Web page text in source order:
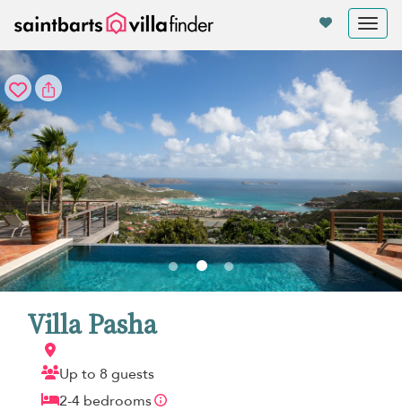
Villa Pasha
Up to 8 guests
2-4 bedrooms
Panel de gestión de cookies